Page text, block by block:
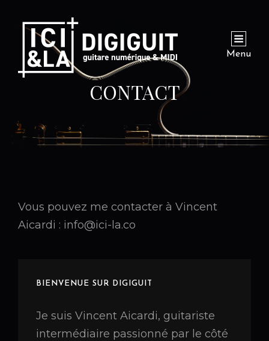
Menu
CONTACT
Vous pouvez me contacter à Vincent
Aicardi : info@ici-la.co
BIENVENUE SUR DIGIGUIT
Je suis Vincent Aicardi, guitariste
intermédiaire passionné par le côté